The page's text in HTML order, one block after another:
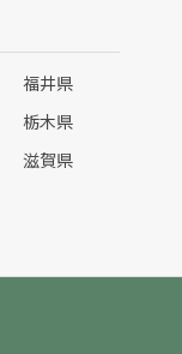
福井県
栃木県
滋賀県